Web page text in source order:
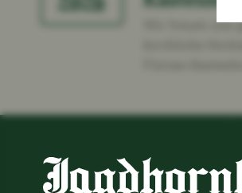
Wir freuen